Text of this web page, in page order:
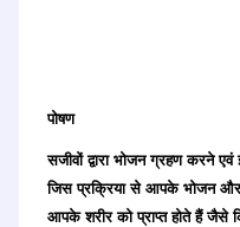
पोषण
सजीवों द्वारा भोजन ग्रहण करने
जिस प्रक्रिया से आपके भोजन और
आपके शरीर को प्राप्त होते हैं जैसे